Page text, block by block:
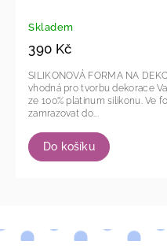
Skladem
390 Kč
Do košíku
SILIKONOVÁ FORMA NA DEKORACE -
vhodná pro tvorbu dekorace Vašeho
ze 100% platinum silikonu. Ve formě lze péct do +230°C a rovněž
zamrazovat do...